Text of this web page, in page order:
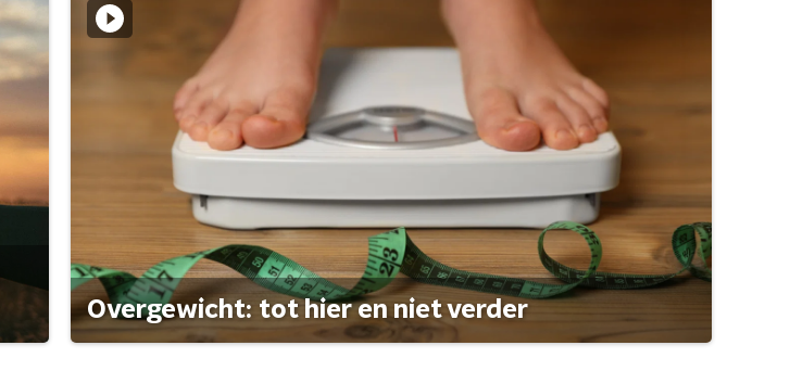
Overgewicht: tot hier en niet verder